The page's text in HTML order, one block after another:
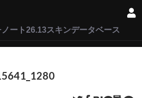
ート26.13スキンデータベース